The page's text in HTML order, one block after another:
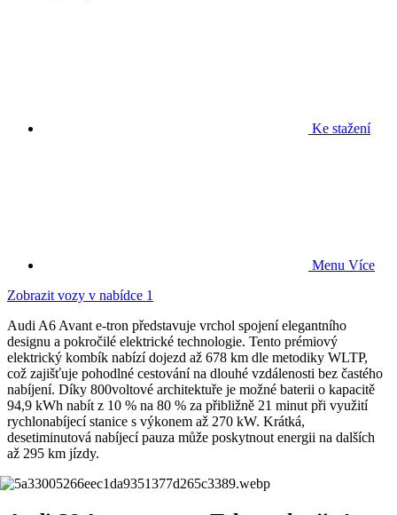
Ke stažení
Menu Více
Zobrazit vozy v nabídce 1
Audi A6 Avant e-tron představuje vrchol spojení elegantního
designu a pokročilé elektrické technologie. Tento prémiový
elektrický kombík nabízí dojezd až 678 km dle metodiky WLTP,
což zajišťuje pohodlné cestování na dlouhé vzdálenosti bez častého
nabíjení. Díky 800voltové architektuře je možné baterii o kapacitě
94,9 kWh nabít z 10 % na 80 % za přibližně 21 minut při využití
rychlonabíjecí stanice s výkonem až 270 kW. Krátká,
desetiminutová nabíjecí pauza může poskytnout energii na dalších
až 295 km jízdy.